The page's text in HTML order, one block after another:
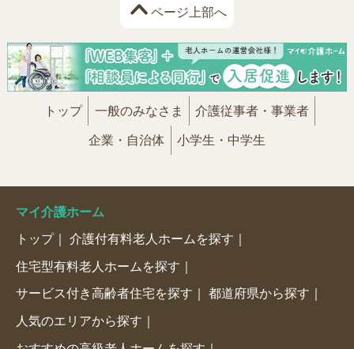
ページ上部へ
トップ 一般のみなさま 介護従事者・事業者
企業・自治体 小学生・中学生
マイ介護ホーム
トップ 介護付有料老人ホームを探す
住宅型有料老人ホームを探す
サービス付き高齢者住宅を探す 都道府県から探す
人気のエリアから探す